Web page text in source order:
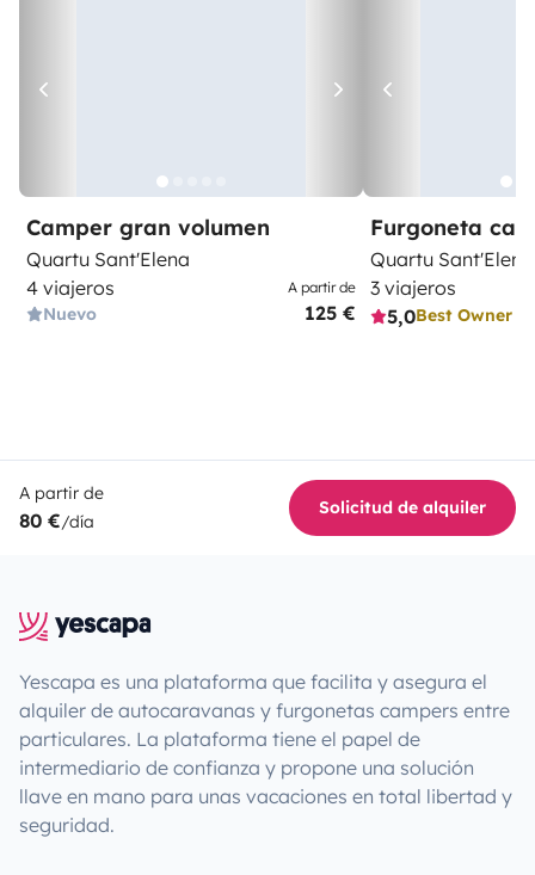
Camper gran volumen
Quartu Sant'Elena
4 viajeros
Nuevo
A partir de
125 €
Furgoneta
Quartu Sant'Elena
3 viajeros
5,0Best Owner
A partir de
80 €/día
Solicitud de alquiler
Yescapa es una plataforma que facilita y asegura el
alquiler de autocaravanas y furgonetas campers entre
particulares. La plataforma tiene el papel de
intermediario de confianza y propone una solución
llave en mano para unas vacaciones en total libertad y
seguridad.